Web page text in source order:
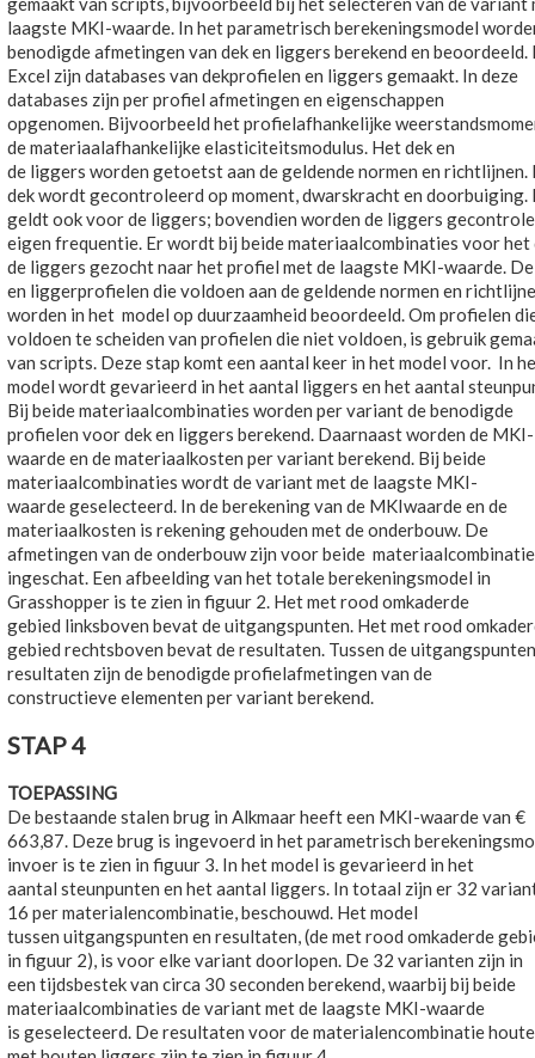
laagste MKI-waarde. In het parametrisch berekeningsmodel
benodigde afmetingen van dek en liggers berekend en beoordeeld.
Excel zijn databases van dekprofielen en liggers gemaakt. In deze
databases zijn per profiel afmetingen en eigenschappen
opgenomen. Bijvoorbeeld het profielafhankelijke
de materiaalafhankelijke elasticiteitsmodulus. Het dek en
de liggers worden getoetst aan de geldende normen en richtlijnen.
dek wordt gecontroleerd op moment, dwarskracht en doorbuiging.
geldt ook voor de liggers; bovendien worden de liggers
eigen frequentie. Er wordt bij beide materiaalcombinaties voor het
de liggers gezocht naar het profiel met de laagste MKI-waarde.
en liggerprofielen die voldoen aan de geldende normen en
worden in het model op duurzaamheid beoordeeld. Om profielen
voldoen te scheiden van profielen die niet voldoen, is gebruik
van scripts. Deze stap komt een aantal keer in het model voor. In
model wordt gevarieerd in het aantal liggers en het aantal
Bij beide materiaalcombinaties worden per variant de benodigde
profielen voor dek en liggers berekend. Daarnaast worden de MKI-
waarde en de materiaalkosten per variant berekend. Bij beide
materiaalcombinaties wordt de variant met de laagste MKI-
waarde geselecteerd. In de berekening van de MKIwaarde en de
materiaalkosten is rekening gehouden met de onderbouw. De
afmetingen van de onderbouw zijn voor beide
ingeschat. Een afbeelding van het totale berekeningsmodel in
Grasshopper is te zien in figuur 2. Het met rood omkaderde
gebied linksboven bevat de uitgangspunten. Het met rood
gebied rechtsboven bevat de resultaten. Tussen de
resultaten zijn de benodigde profielafmetingen van de
constructieve elementen per variant berekend.
STAP 4
TOEPASSING
De bestaande stalen brug in Alkmaar heeft een MKI-waarde van €
663,87. Deze brug is ingevoerd in het parametrisch
invoer is te zien in figuur 3. In het model is gevarieerd in het
aantal steunpunten en het aantal liggers. In totaal zijn er 32
16 per materialencombinatie, beschouwd. Het model
tussen uitgangspunten en resultaten, (de met rood omkaderde
in figuur 2), is voor elke variant doorlopen. De 32 varianten zijn in
een tijdsbestek van circa 30 seconden berekend, waarbij bij beide
materiaalcombinaties de variant met de laagste MKI-waarde
is geselecteerd. De resultaten voor de materialencombinatie